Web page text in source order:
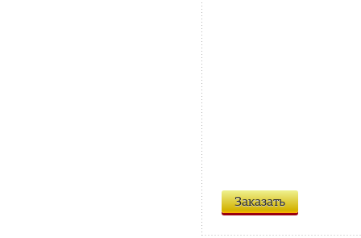
Заказать